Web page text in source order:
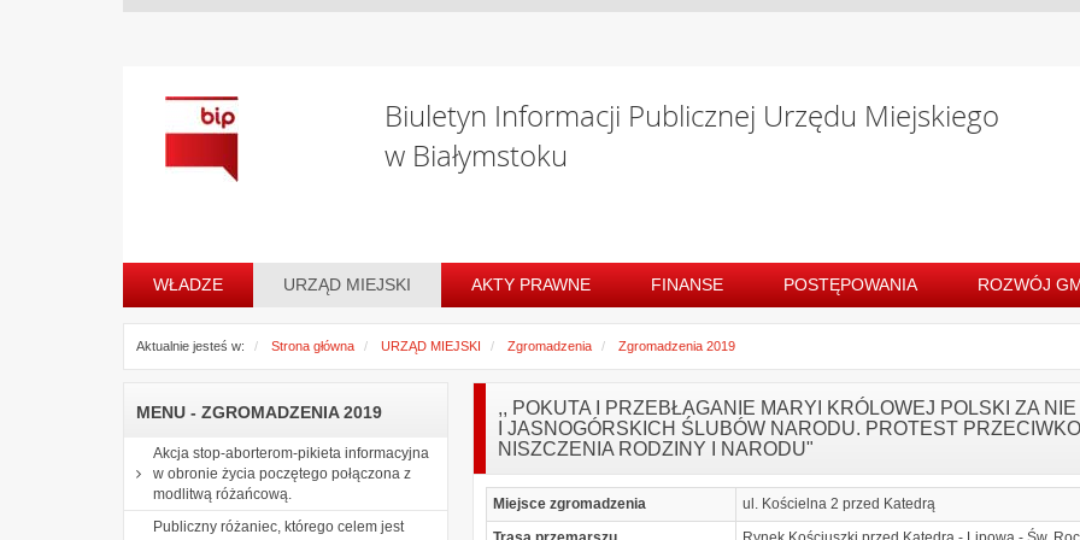
Biuletyn Informacji Publicznej Urzędu Miejskiego
w Białymstoku
WŁADZE URZĄD MIEJSKI AKTY PRAWNE FINANSE POSTĘPOWANIA ROZWÓJ
Aktualnie jesteś w: Strona główna URZĄD MIEJSKI Zgromadzenia Zgromadzenia 2019
MENU - ZGROMADZENIA 2019
Akcja stop-aborterom-pikieta informacyjna
w obronie życia poczętego połączona z
modlitwą różańcową.
Publiczny różaniec, którego celem jest
,, POKUTA I PRZEBŁAGANIE MARYI KRÓLOWEJ POLSKI ZA
I JASNOGÓRSKICH ŚLUBÓW NARODU. PROTEST
NISZCZENIA RODZINY I NARODU"
Miejsce zgromadzenia
ul. Kościelna 2 przed Katedrą